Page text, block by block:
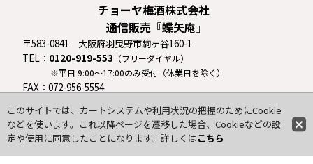
チョーヤ梅酒株式会社
通信販売『蝶矢庵』
〒583-0841 大阪府羽曳野市駒ヶ谷160-1
TEL： 0120-919-553 （フリーダイヤル）
※平日 9:00〜17:00のみ受付（休業日を除く）
FAX：072-956-5554
初めての方へ
ご利用案内
新規会員登録
このサイトでは、カートシステムや利用状況の把握のためにCookie
などを使います。これ以降ページを遷移した場合、Cookieなどの設
定や使用に同意したことになります。詳しくはこちら